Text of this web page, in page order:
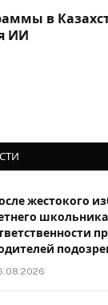
в
ИИ
жестокого